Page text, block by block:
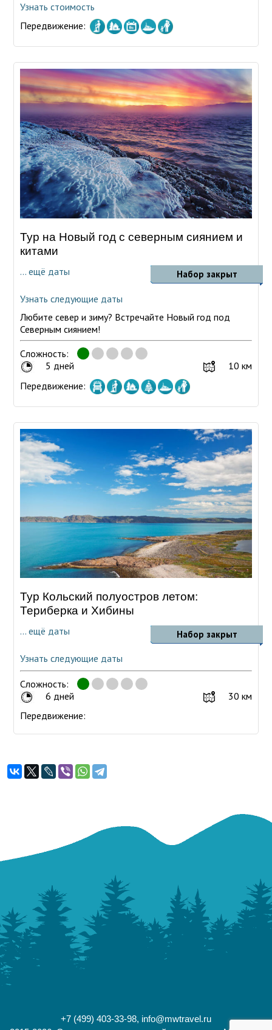
Узнать стоимость
Передвижение:
Тур на Новый год с северным сиянием и
китами
... ещё даты Набор закрыт
Узнать следующие даты
Любите север и зиму? Встречайте Новый год под
Северным сиянием!
Сложность:
5 дней
10 км
Передвижение:
Тур Кольский полуостров летом:
Териберка и Хибины
... ещё даты Набор закрыт
Узнать следующие даты
Сложность:
6 дней
30 км
Передвижение:
+7 (499) 403-33-98, info@mwtravel.ru